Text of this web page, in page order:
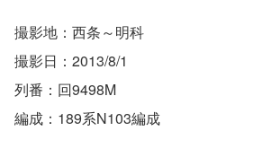
撮影地：西条～明科
撮影日：2013/8/1
列番：回9498M
編成：189系N103編成